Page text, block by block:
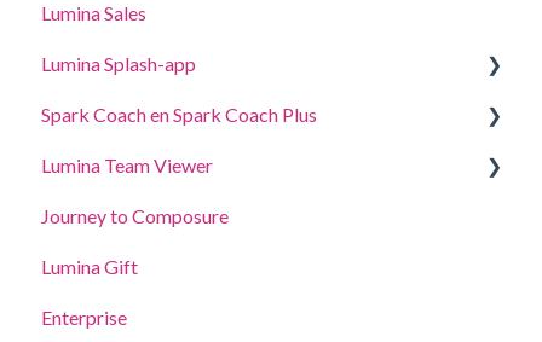
Applicant Tracker System
Lumina Select Uitleg
Lumina Sales
Lumina Splash-app
Voor Deelnemers
Voor Practitioners
Spark Coach en Spark Coach Plus
Gidsen en demo's
Spark Coach
Spark Coach Plus
Lumina Team Viewer
Een team aanmaken, bekijken of bewerken.
Andere functies van Lumina Team
Journey to Composure
Lumina Gift
Enterprise